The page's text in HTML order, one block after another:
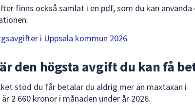
finns också samlat i en pdf, som du kan använda
i Uppsala kommun 2026
den högsta avgift du kan få
stöd du får betalar du aldrig mer än maxtaxan i
2 660 kronor i månaden under år 2026.